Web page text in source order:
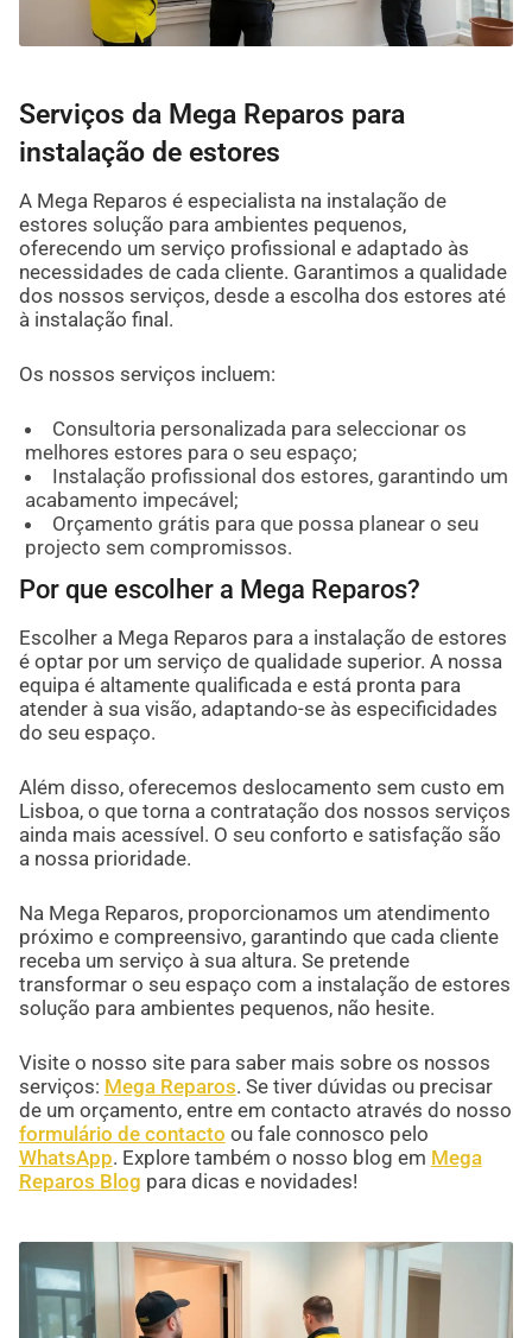
Serviços da Mega Reparos para
instalação de estores
A Mega Reparos é especialista na instalação de
estores solução para ambientes pequenos,
oferecendo um serviço profissional e adaptado às
necessidades de cada cliente. Garantimos a qualidade
dos nossos serviços, desde a escolha dos estores até
à instalação final.
Os nossos serviços incluem:
Consultoria personalizada para seleccionar os
melhores estores para o seu espaço;
Instalação profissional dos estores, garantindo um
acabamento impecável;
Orçamento grátis para que possa planear o seu
projecto sem compromissos.
Por que escolher a Mega Reparos?
Escolher a Mega Reparos para a instalação de estores
é optar por um serviço de qualidade superior. A nossa
equipa é altamente qualificada e está pronta para
atender à sua visão, adaptando-se às especificidades
do seu espaço.
Além disso, oferecemos deslocamento sem custo em
Lisboa, o que torna a contratação dos nossos serviços
ainda mais acessível. O seu conforto e satisfação são
a nossa prioridade.
Na Mega Reparos, proporcionamos um atendimento
próximo e compreensivo, garantindo que cada cliente
receba um serviço à sua altura. Se pretende
transformar o seu espaço com a instalação de estores
solução para ambientes pequenos, não hesite.
Visite o nosso site para saber mais sobre os nossos
serviços: Mega Reparos. Se tiver dúvidas ou precisar
de um orçamento, entre em contacto através do nosso
formulário de contacto ou fale connosco pelo
WhatsApp. Explore também o nosso blog em Mega
Reparos Blog para dicas e novidades!